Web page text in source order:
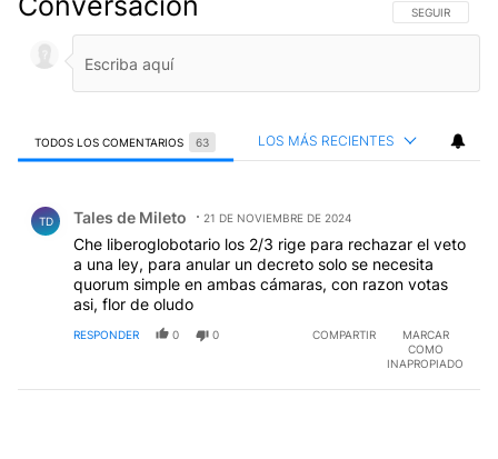
SIGA ESTA
SEGUIR
TODOS LOS COMENTARIOS 63 LOS MÁS RECIENTES
TD Tales de Mileto 21 DE NOVIEMBRE DE 2024
Che liberoglobotario los 2/3 rige para rechazar el veto
a una ley, para anular un decreto solo se necesita
quorum simple en ambas cámaras, con razon votas
asi, flor de oludo
RESPONDER 0 0 COMPARTIR
MARCAR
COMO
INAPROPIADO